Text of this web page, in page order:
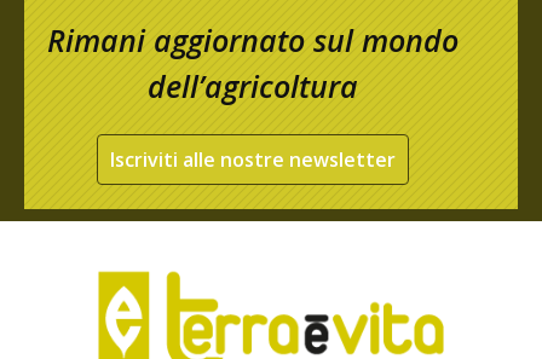
Rimani aggiornato sul mondo
dell’agricoltura
Iscriviti alle nostre newsletter